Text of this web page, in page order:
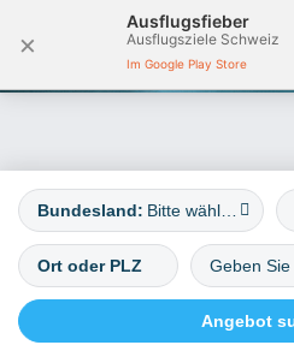
×
Ausflugsfieber
Ausflugsziele Schweiz
Im Google Play Store
Bundesland: